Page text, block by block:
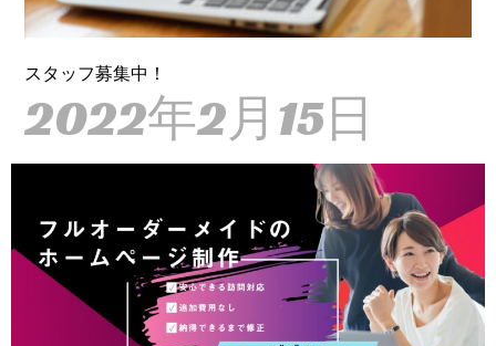
スタッフ募集中！
2022年2月15日